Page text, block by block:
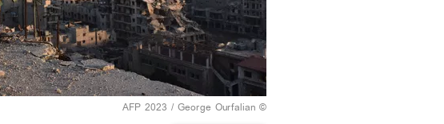
© AFP 2023 / George Ourfalian